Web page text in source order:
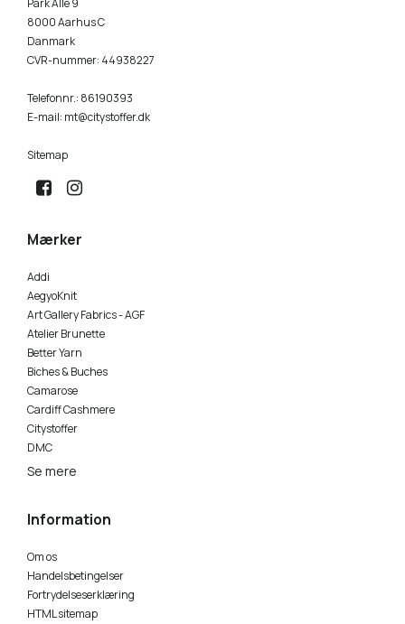
6581 Storm Blue
7281 Midnight Teal
7772 Rainforest
8082 Forest Green
8521 Dusty Light Green
8753 Vineyard green
9062 Olive Green
9080 Urban Chic
9581 Pine (PetiteKnit-farve)
9602 Lemonade - NY
9873 Dark Olive
9523 Lime Punch
9602 Lemonade - NY
9873 Dark Olive
Park Allé 9
8000 Aarhus C
Danmark
CVR-nummer: 44938227
Telefonnr.: 86190393
E-mail: mt@citystoffer.dk
Sitemap
Mærker
Addi
AegyoKnit
Art Gallery Fabrics - AGF
Atelier Brunette
Better Yarn
Biches & Buches
Camarose
Cardiff Cashmere
Citystoffer
DMC
Se mere
Information
Om os
Handelsbetingelser
Fortrydelseserklæring
HTML sitemap